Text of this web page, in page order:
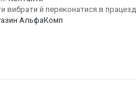
вибрати й переконатися в
АльфаКомп